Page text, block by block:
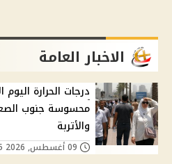
الاخبار العامة
محسوسة جنوب
والأتربة